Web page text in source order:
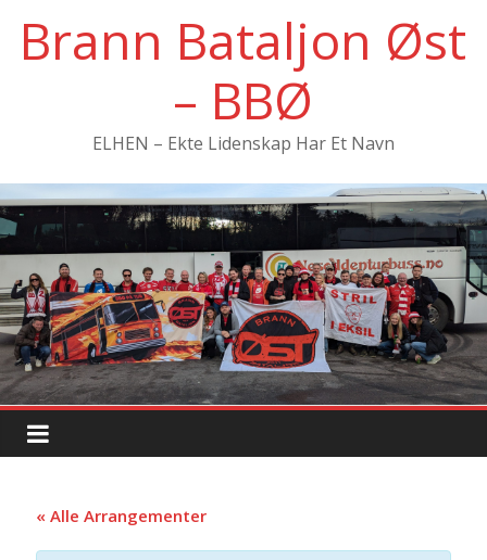
innholdet
Brann Bataljon Øst
– BBØ
ELHEN – Ekte Lidenskap Har Et Navn
« Alle Arrangementer